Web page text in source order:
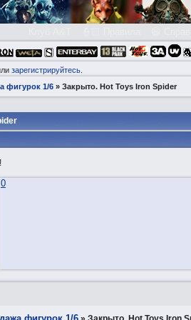
зарегистрируйтесь.
фигурок 1/6 »Закрытo. Hot Toys Iron Spider
!
0